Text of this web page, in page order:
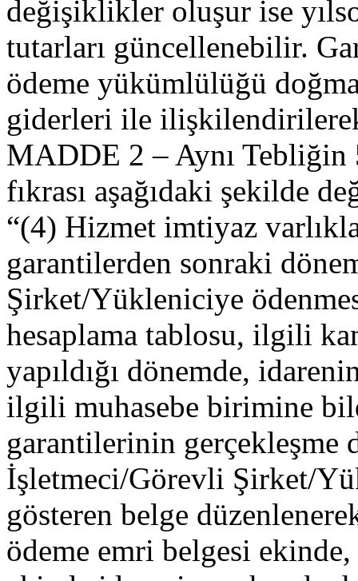
değişiklikler oluşur ise
tutarları güncellenebilir.
ödeme yükümlülüğü
giderleri ile
MADDE 2 – Aynı
fıkrası aşağıdaki şekilde
“(4) Hizmet imtiyaz
garantilerden sonraki
Şirket/Yükleniciye
hesaplama tablosu, ilgili
yapıldığı dönemde,
ilgili muhasebe birimine
garantilerinin gerçekleşme
İşletmeci/Görevli Şirket/
gösteren belge
ödeme emri belgesi